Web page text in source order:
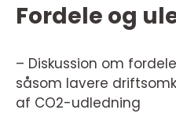
Fordele og
– Diskussion om
såsom lavere
af CO2-udledning